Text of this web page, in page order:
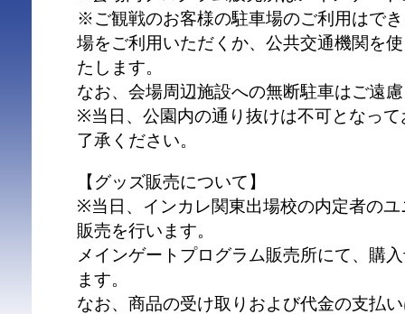
※ご観戦のお客様の駐車場のご利用はで
場をご利用いただくか、公共交通機関を
たします。
なお、会場周辺施設への無断駐車はご遠
※当日、公園内の通り抜けは不可となっ
了承ください。
【グッズ販売について】
※当日、インカレ関東出場校の内定者の
販売を行います。
メインゲートプログラム販売所にて、購
ます。
なお、商品の受け取りおよび代金の支払